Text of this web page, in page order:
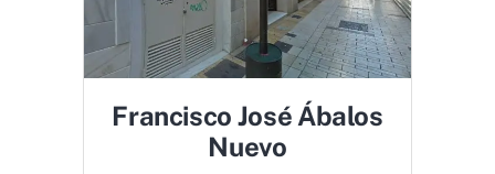
Francisco José Ábalos
Nuevo